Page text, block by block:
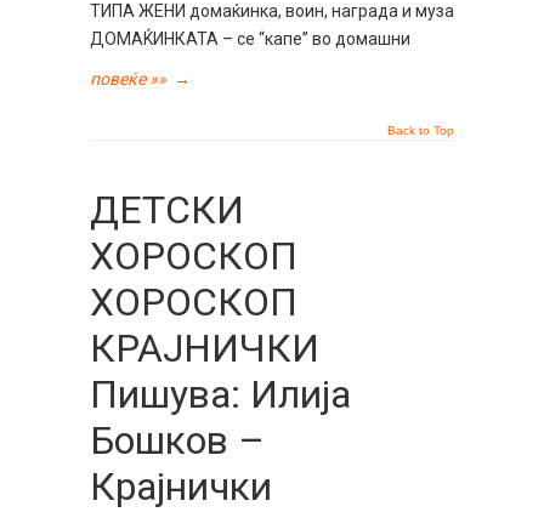
ТИПА ЖЕНИ домаќинка, воин, награда и муза
ДОМАЌИНКАТА – се “капе” во домашни
повеќе »» →
Back to Top
ДЕТСКИ
ХОРОСКОП
ХОРОСКОП
КРАЈНИЧКИ
Пишува: Илија
Бошков –
Крајнички